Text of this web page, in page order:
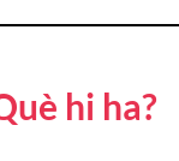
hi ha?